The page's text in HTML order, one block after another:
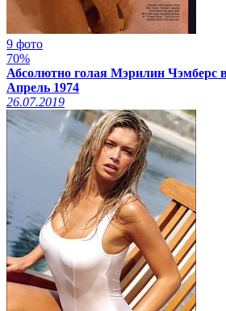
9 фото
70%
Абсолютно голая Мэрилин Чэмберс
Апрель 1974
26.07.2019